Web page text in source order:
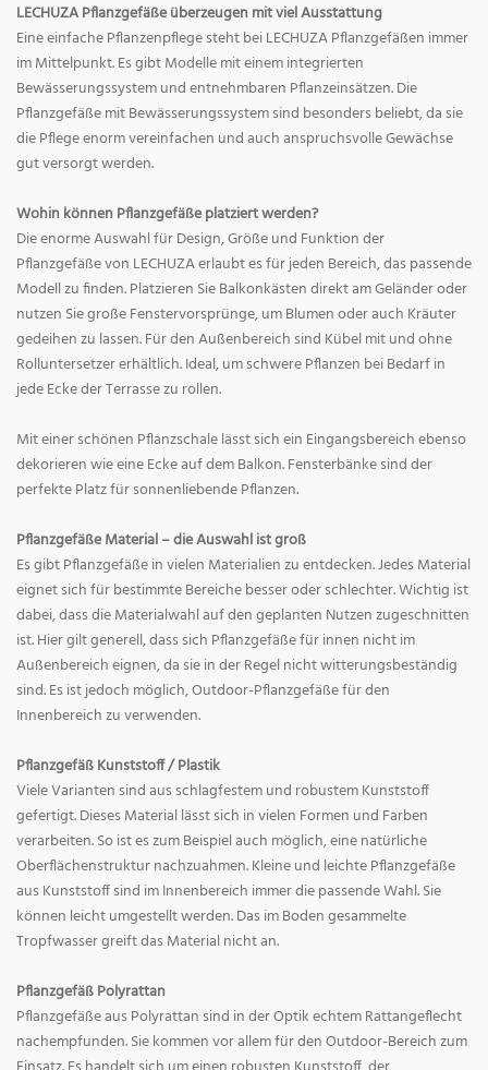
LECHUZA Pflanzgefäße überzeugen mit viel Ausstattung
Eine einfache Pflanzenpflege steht bei LECHUZA Pflanzgefäßen immer
im Mittelpunkt. Es gibt Modelle mit einem integrierten
Bewässerungssystem und entnehmbaren Pflanzeinsätzen. Die
Pflanzgefäße mit Bewässerungssystem sind besonders beliebt, da sie
die Pflege enorm vereinfachen und auch anspruchsvolle Gewächse
gut versorgt werden.
Wohin können Pflanzgefäße platziert werden?
Die enorme Auswahl für Design, Größe und Funktion der
Pflanzgefäße von LECHUZA erlaubt es für jeden Bereich, das passende
Modell zu finden. Platzieren Sie Balkonkästen direkt am Geländer oder
nutzen Sie große Fenstervorsprünge, um Blumen oder auch Kräuter
gedeihen zu lassen. Für den Außenbereich sind Kübel mit und ohne
Rolluntersetzer erhältlich. Ideal, um schwere Pflanzen bei Bedarf in
jede Ecke der Terrasse zu rollen.
Mit einer schönen Pflanzschale lässt sich ein Eingangsbereich ebenso
dekorieren wie eine Ecke auf dem Balkon. Fensterbänke sind der
perfekte Platz für sonnenliebende Pflanzen.
Pflanzgefäße Material – die Auswahl ist groß
Es gibt Pflanzgefäße in vielen Materialien zu entdecken. Jedes Material
eignet sich für bestimmte Bereiche besser oder schlechter. Wichtig ist
dabei, dass die Materialwahl auf den geplanten Nutzen zugeschnitten
ist. Hier gilt generell, dass sich Pflanzgefäße für innen nicht im
Außenbereich eignen, da sie in der Regel nicht witterungsbeständig
sind. Es ist jedoch möglich, Outdoor-Pflanzgefäße für den
Innenbereich zu verwenden.
Pflanzgefäß Kunststoff / Plastik
Viele Varianten sind aus schlagfestem und robustem Kunststoff
gefertigt. Dieses Material lässt sich in vielen Formen und Farben
verarbeiten. So ist es zum Beispiel auch möglich, eine natürliche
Oberflächenstruktur nachzuahmen. Kleine und leichte Pflanzgefäße
aus Kunststoff sind im Innenbereich immer die passende Wahl. Sie
können leicht umgestellt werden. Das im Boden gesammelte
Tropfwasser greift das Material nicht an.
Pflanzgefäß Polyrattan
Pflanzgefäße aus Polyrattan sind in der Optik echtem Rattangeflecht
nachempfunden. Sie kommen vor allem für den Outdoor-Bereich zum